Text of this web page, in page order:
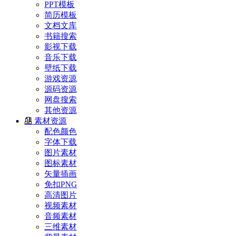
PPT模板
简历模板
文档文库
书籍搜索
影视下载
音乐下载
壁纸下载
游戏资源
源码资源
网盘搜索
其他资源
素材资源
配色颜色
字体下载
图片素材
图标素材
矢量插画
免扣PNG
高清图片
视频素材
音频素材
三维素材